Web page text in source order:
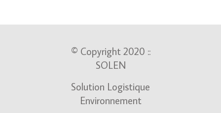
© Copyright 2020 ::
SOLEN
Solution Logistique
Environnement